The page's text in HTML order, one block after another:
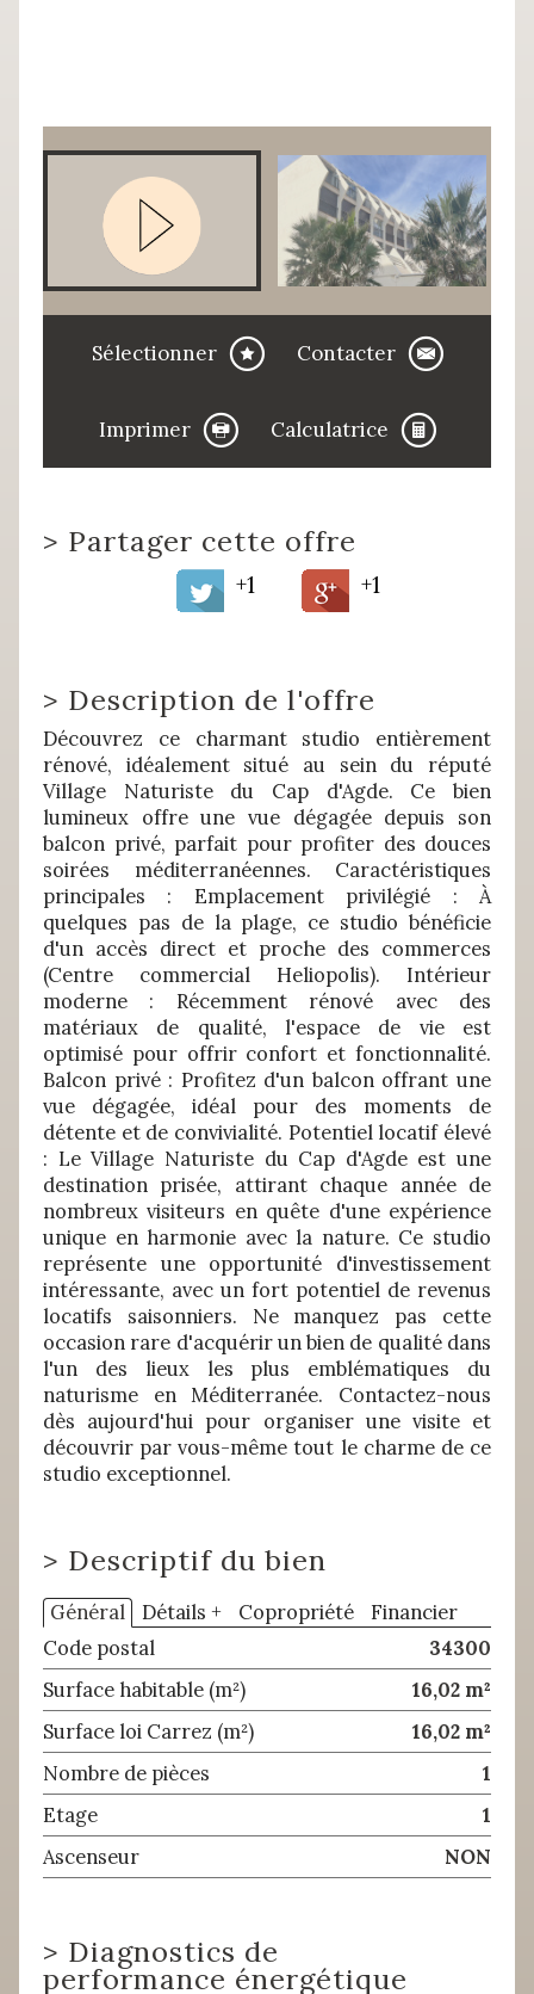
Sélectionner Contacter
Imprimer Calculatrice
> Partager cette offre
+1 +1
> Description de l'offre
Découvrez ce charmant studio entièrement
rénové, idéalement situé au sein du réputé
Village Naturiste du Cap d'Agde. Ce bien
lumineux offre une vue dégagée depuis son
balcon privé, parfait pour profiter des douces
soirées méditerranéennes. Caractéristiques
principales : Emplacement privilégié : À
quelques pas de la plage, ce studio bénéficie
d'un accès direct et proche des commerces
(Centre commercial Heliopolis). Intérieur
moderne : Récemment rénové avec des
matériaux de qualité, l'espace de vie est
optimisé pour offrir confort et fonctionnalité.
Balcon privé : Profitez d'un balcon offrant une
vue dégagée, idéal pour des moments de
détente et de convivialité. Potentiel locatif élevé
: Le Village Naturiste du Cap d'Agde est une
destination prisée, attirant chaque année de
nombreux visiteurs en quête d'une expérience
unique en harmonie avec la nature. Ce studio
représente une opportunité d'investissement
intéressante, avec un fort potentiel de revenus
locatifs saisonniers. Ne manquez pas cette
occasion rare d'acquérir un bien de qualité dans
l'un des lieux les plus emblématiques du
naturisme en Méditerranée. Contactez-nous
dès aujourd'hui pour organiser une visite et
découvrir par vous-même tout le charme de ce
studio exceptionnel.
> Descriptif du bien
Général Détails + Copropriété
Financier
Code postal
34300
Surface habitable (m²)
16,02 m²
Surface loi Carrez (m²)
16,02 m²
Nombre de pièces
1
Etage
1
Ascenseur
NON
> Diagnostics de
performance énergétique